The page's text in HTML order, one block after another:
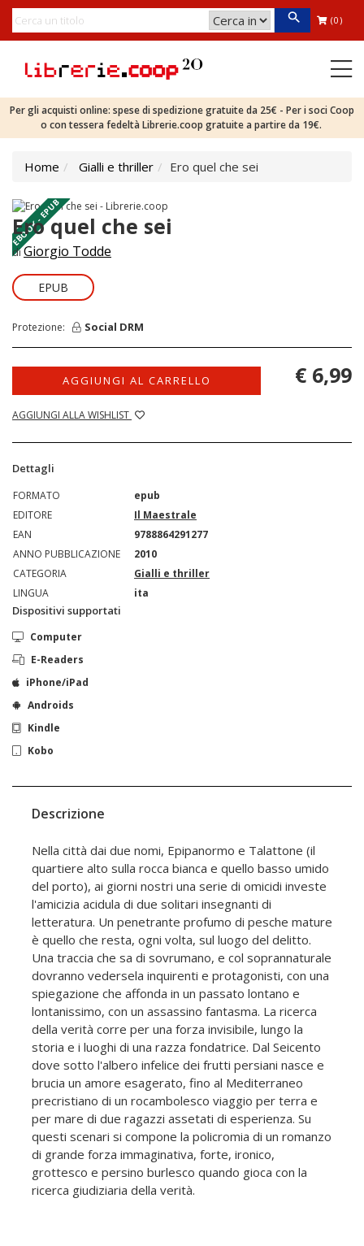
(0)
Per gli acquisti online: spese di spedizione gratuite da 25€ - Per i soci Coop
o con tessera fedeltà Librerie.coop gratuite a partire da 19€.
Home Gialli e thriller Ero quel che sei
EBOOK - EPUB
Ero quel che sei
diGiorgio Todde
EPUB
Protezione: Social DRM
AGGIUNGI AL CARRELLO
AGGIUNGI ALLA WISHLIST
€ 6,99
Dettagli
FORMATO
epub
EDITORE
Il Maestrale
EAN
9788864291277
ANNO PUBBLICAZIONE
2010
CATEGORIA
Gialli e thriller
LINGUA
ita
Dispositivi supportati
Computer
E-Readers
iPhone/iPad
Androids
Kindle
Kobo
Descrizione
Nella città dai due nomi, Epipanormo e Talattone (il
quartiere alto sulla rocca bianca e quello basso umido
del porto), ai giorni nostri una serie di omicidi investe
l'amicizia acidula di due solitari insegnanti di
letteratura. Un penetrante profumo di pesche mature
è quello che resta, ogni volta, sul luogo del delitto.
Una traccia che sa di sovrumano, e col soprannaturale
dovranno vedersela inquirenti e protagonisti, con una
spiegazione che affonda in un passato lontano e
lontanissimo, con un assassino fantasma. La ricerca
della verità corre per una forza invisibile, lungo la
storia e i luoghi di una razza fondatrice. Dal Seicento
dove sotto l'albero infelice dei frutti persiani nasce e
brucia un amore esagerato, fino al Mediterraneo
precristiano di un rocambolesco viaggio per terra e
per mare di due ragazzi assetati di esperienza. Su
questi scenari si compone la policromia di un romanzo
di grande forza immaginativa, forte, ironico,
grottesco e persino burlesco quando gioca con la
ricerca giudiziaria della verità.